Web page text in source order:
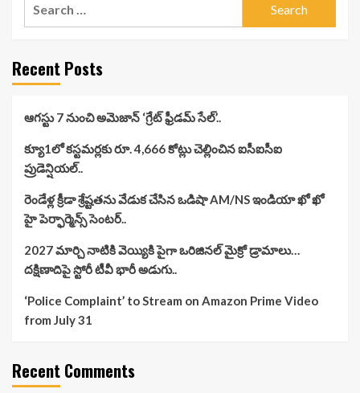
Recent Posts
ఆగస్టు 7 నుంచి అమెజాన్ ‘గ్రేట్ ఫ్రీడమ్ సేల్’..
క్యూ1లో కస్టమర్లకు రూ. 4,666 కోట్లు చెల్లించిన ఐసీఐసీఐ
ప్రుడెన్షియల్..
రెండేళ్ల క్రీడా శ్రేష్టతను వేడుక చేసిన ఒడిషా AM/NS ఇండియా ఖో ఖో
హై పెర్ఫార్మెన్స్ సెంటర్..
2027 మార్చి నాటికి వెయ్యికి పైగా ఒరిజినల్ మైక్రో డ్రామాలు…
దక్షిణాదిపై స్టోరీ టీవీ భారీ అడుగు..
‘Police Complaint’ to Stream on Amazon Prime Video
from July 31
Recent Comments